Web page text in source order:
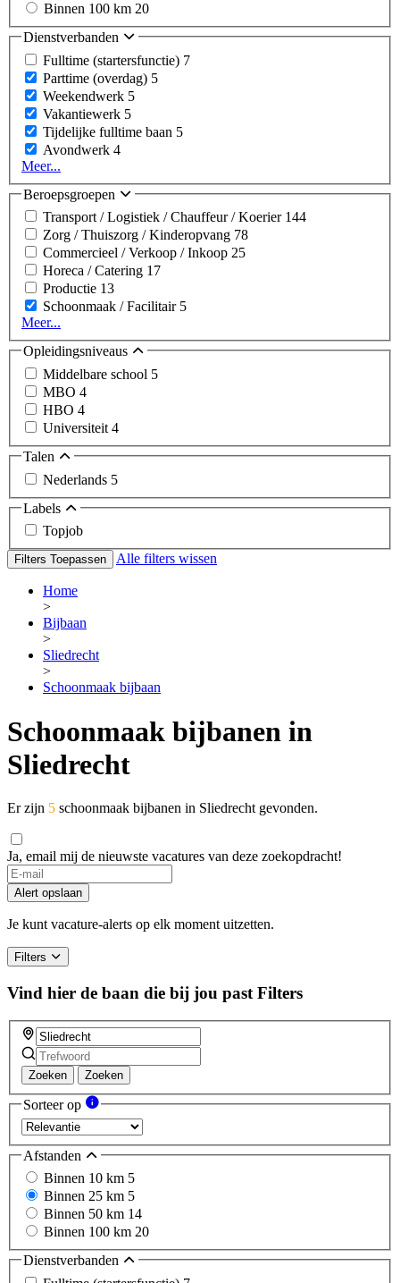
Binnen 100 km 20
Dienstverbanden
Fulltime (startersfunctie) 7
Parttime (overdag) 5
Weekendwerk 5
Vakantiewerk 5
Tijdelijke fulltime baan 5
Avondwerk 4
Meer...
Beroepsgroepen
Transport / Logistiek / Chauffeur / Koerier 144
Zorg / Thuiszorg / Kinderopvang 78
Commercieel / Verkoop / Inkoop 25
Horeca / Catering 17
Productie 13
Schoonmaak / Facilitair 5
Meer...
Opleidingsniveaus
Middelbare school 5
MBO 4
HBO 4
Universiteit 4
Talen
Nederlands 5
Labels
Topjob
Filters Toepassen Alle filters wissen
Home
>
Bijbaan
>
Sliedrecht
>
Schoonmaak bijbaan
Schoonmaak bijbanen in
Sliedrecht
Er zijn 5 schoonmaak bijbanen in Sliedrecht gevonden.
Ja, email mij de nieuwste vacatures van deze zoekopdracht!
If
you
are
a
ignore
this
field
Alert opslaan
Je kunt vacature-alerts op elk moment uitzetten.
Filters
Vind hier de baan die bij jou past Filters
Zoeken Zoeken
Sorteer op
Afstanden
Binnen 10 km 5
Binnen 25 km 5
Binnen 50 km 14
Binnen 100 km 20
Dienstverbanden